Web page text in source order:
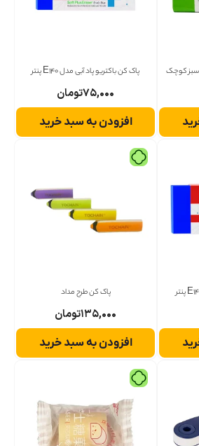
کوچک پاک کن باکتریو پاد آبی مدل E140 پنتر
۷۵,۰۰۰تومان
افزودن به سبد خرید
پاک کن طرح مداد
۱۳۵,۰۰۰تومان
افزودن به سبد خرید